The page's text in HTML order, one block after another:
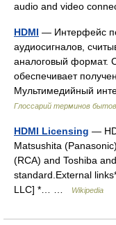
audio and video
HDMI — Интерфейс
аудиосигналов,
аналоговый формат.
обеспечивает
Мультимедийный
Глоссарий терминов
HDMI Licensing —
Matsushita
(RCA) and Toshiba
standard.External
LLC] *… …
Wikipedia